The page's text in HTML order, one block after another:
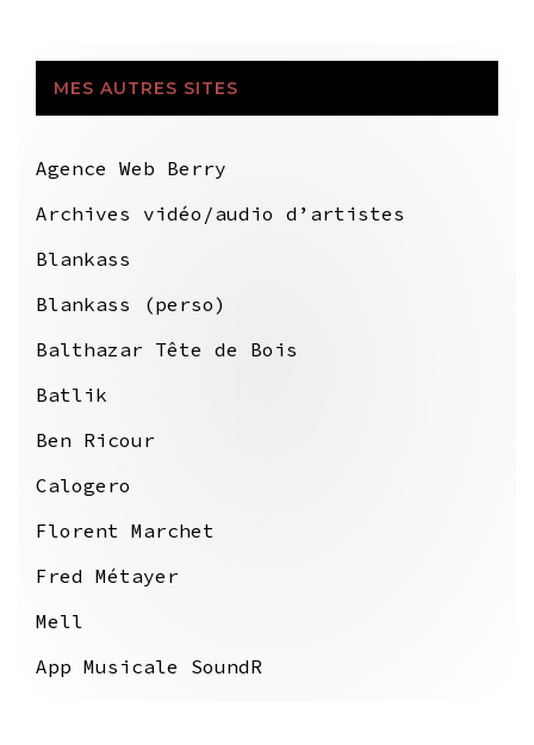
MES AUTRES SITES
Agence Web Berry
Archives vidéo/audio d’artistes
Blankass
Blankass (perso)
Balthazar Tête de Bois
Batlik
Ben Ricour
Calogero
Florent Marchet
Fred Métayer
Mell
App Musicale SoundR